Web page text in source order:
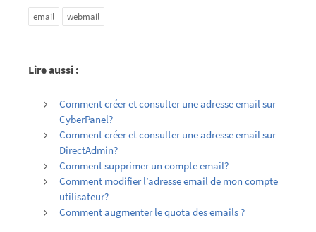
email webmail
Lire aussi :
Comment créer et consulter une adresse email sur
CyberPanel?
Comment créer et consulter une adresse email sur
DirectAdmin?
Comment supprimer un compte email?
Comment modifier l’adresse email de mon compte
utilisateur?
Comment augmenter le quota des emails ?